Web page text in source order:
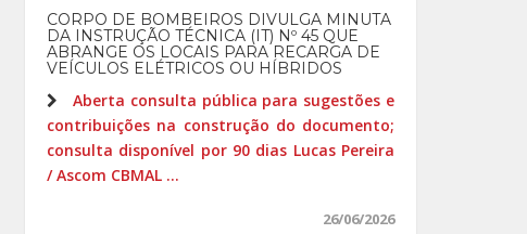
CORPO DE BOMBEIROS DIVULGA MINUTA
DA INSTRUÇÃO TÉCNICA (IT) Nº 45 QUE
ABRANGE OS LOCAIS PARA RECARGA DE
VEÍCULOS ELÉTRICOS OU HÍBRIDOS
Aberta consulta pública para sugestões e
contribuições na construção do documento;
consulta disponível por 90 dias Lucas Pereira
/ Ascom CBMAL ...
26/06/2026